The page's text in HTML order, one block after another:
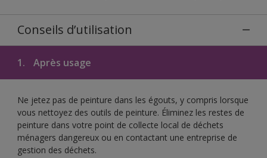
Conseils d’utilisation
1. Après usage
Ne jetez pas de peinture dans les égouts, y compris lorsque
vous nettoyez des outils de peinture. Éliminez les restes de
peinture dans votre point de collecte local de déchets
ménagers dangereux ou en contactant une entreprise de
gestion des déchets.